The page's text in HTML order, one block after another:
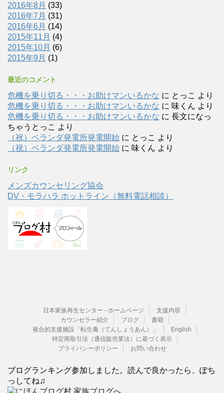
2016年8月 (33)
2016年7月 (31)
2016年6月 (14)
2015年11月 (4)
2015年10月 (6)
2015年9月 (1)
最近のコメント
危機を乗り切る・・・お助けマンいるかな に とっこ より
危機を乗り切る・・・お助けマンいるかな に 味くん より
危機を乗り切る・・・お助けマンいるかな に 長文になっ
ちゃうとっこ より
（祝）ベランダ発電所発電開始 に とっこ より
（祝）ベランダ発電所発電開始 に 味くん より
リンク
メンズカウンセリング協会
DV・モラハラ ホットライン（無料電話相談）
日本家族再生センター - ホームページ
支援内容
カウンセラー紹介
ブログ
書籍
複合的支援施設「転生庵（てんしょうあん）」
English
特定商取引法（通信販売業法）に基づく表示
プライバシーポリシー
お問い合わせ
ブログランキング参加しました。読んで良かったら、ぽち
っしてね♫